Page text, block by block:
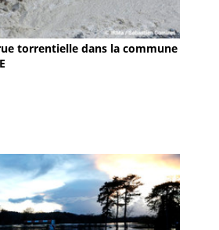
torrentielle dans la commune